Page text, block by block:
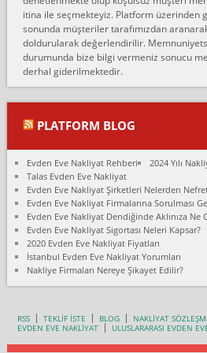
Konya ya Alicanlar naklyat la anlaştık bu şahıs
fiyatın mazoto gele...
Fatih kokmese:
Diyarbakır dan eşyamı getirtmek için anlaştım
Son anda fiyat artırdılar.. mecburiyetten tasittim..
Ali:
olduk. Asansörlü dediler sonra uraya asansör
fark istediler. ortada asa...
Nimet:
Ben 2021 Ağustos ilk haftası Evimi taşıdım yani
Mahallesi'nden bir başka Mahallesi'ne yani
oturuyorum önceleri ara...
Nimet Köse:
Merhaba ben 2021 Ağustos ilk haftası evimi
Hancıoğlu naklyatla taşındım...
itina ile seçmekteyiz. Platform üzerinden
sonunda müşteriler tarafımızdan
doldurularak değerlendirilir.
durumunda bize bilgi vermeniz sonucu
derhal giderilmektedir.
PLATFORM BLOG
Evden Eve Nakliyat Rehberi
2024 Yılı
Talas Evden Eve Nakliyat
Evden Eve Nakliyat Şirketleri Nelerden
Evden Eve Nakliyat Firmalarına Sorulması
Evden Eve Nakliyat Dendiğinde Aklınıza Ne
Evden Eve Nakliyat Sigortası Neleri Kapsar?
2020 Evden Eve Nakliyat Fiyatları
İstanbul Evden Eve Nakliyat Yorumları
Nakliye Firmaları Nereye Şikayet Edilir?
RSS TEKLİF İSTE BLOG NAKLİYAT
EVDEN EVE NAKLİYAT
ULUSLARARASI EVDEN